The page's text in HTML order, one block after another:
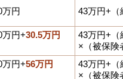
万円 43万円+（
万円+30.5万円
43万円+（
×（被保険
万円+56万円
43万円+（
×（被保険